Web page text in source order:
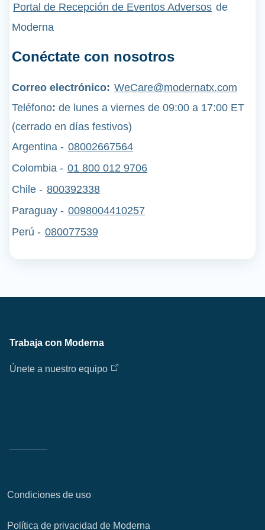
Portal de Recepción de Eventos Adversos de
Moderna
Conéctate con nosotros
Correo electrónico: WeCare@modernatx.com
Teléfono: de lunes a viernes de 09:00 a 17:00 ET
(cerrado en días festivos)
Argentina - 08002667564
Colombia - 01 800 012 9706
Chile - 800392338
Paraguay - 0098004410257
Perú - 080077539
Trabaja con Moderna
Únete a nuestro equipo
Condiciones de uso
Política de privacidad de Moderna